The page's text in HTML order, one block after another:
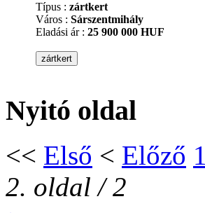
Típus : zártkert
Város : Sárszentmihály
Eladási ár : 25 900 000 HUF
Nyitó oldal
<< Első < Előző 1
2. oldal / 2